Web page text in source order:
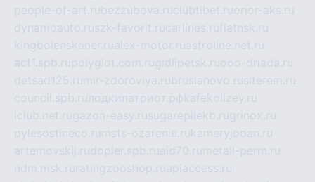
people-of-art.rubezzubova.ruclubtibet.ruorior-aks.ru
dynamoauto.ruszk-favorit.rucarlines.ruflatnsk.ru
kingbolenskaner.rualex-motor.ruastroline.net.ru
act1.spb.rupolyglot.com.rugidlipetsk.ruooo-driada.ru
detsad125.ru mir-zdoroviya.rubruslanovo.rusiterem.ru
council.spb.ruлодкипатриот.рфkafekolizey.ru
iclub.net.rugazon-easy.rusugarepilekb.rugrinox.ru
pylesostineco.ru msts-ozarenie.rukameryjooan.ru
artemovskij.rudopler.spb.ruaid70.ru metall-perm.ru
ndm.msk.ru ratingzooshop.ruapiaccess.ru